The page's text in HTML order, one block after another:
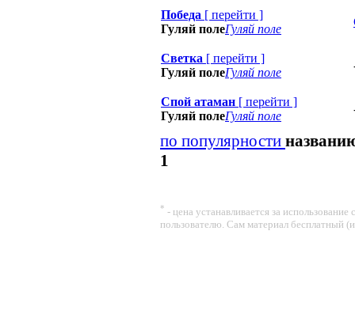
Победа [ перейти ]
Гуляй полеГуляй поле
Светка [ перейти ]
Гуляй полеГуляй поле
Спой атаман [ перейти ]
Гуляй полеГуляй поле
по популярности
1
* - цена устанавливается за
пользователю. Сам материал бесплатный